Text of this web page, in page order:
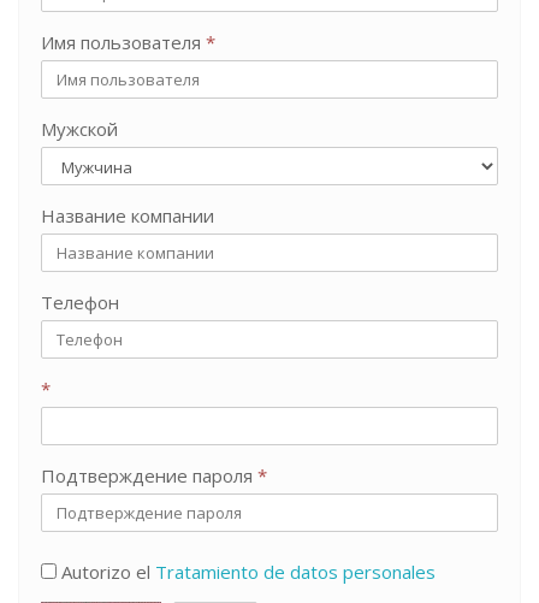
Имя пользователя *
Мужской
Название компании
Телефон
*
Подтверждение пароля *
Autorizo el Tratamiento de datos personales